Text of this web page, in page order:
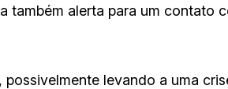
também alerta para um contato
levando a uma